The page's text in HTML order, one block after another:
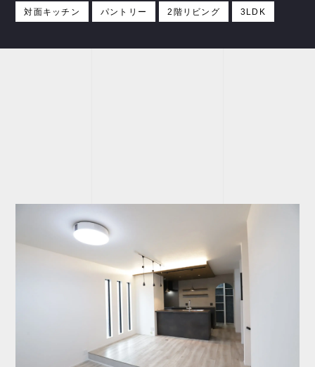
対面キッチン パントリー 2階リビング 3LDK